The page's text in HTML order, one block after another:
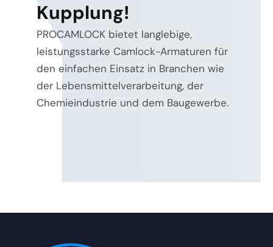
Kupplung!
PROCAMLOCK bietet langlebige,
leistungsstarke Camlock-Armaturen für
den einfachen Einsatz in Branchen wie
der Lebensmittelverarbeitung, der
Chemieindustrie und dem Baugewerbe.